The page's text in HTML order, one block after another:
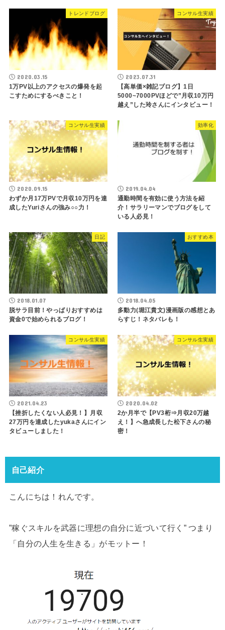
トレンドブログ
2020.03.15
1万PV以上のアクセスの爆発を起
こすためにするべきこと！
コンサル生実績
2023.07.31
【高単価×雑記ブログ】1日
5000~7000PVほどで”月収10万円
越え”した玲さんにインタビュー！
コンサル生実績
2020.09.15
わずか月17万PVで月収10万円を達
成したYuriさんの強み○○力！
効率化
2019.04.04
通勤時間を有効に使う方法を紹
介！サラリーマンでブログをして
いる人必見！
日記
2018.01.07
脱サラ目前！やっぱりおすすめは
資金0で始められるブログ！
おすすめ本
2018.04.05
多動力(堀江貴文)漫画版の感想とあ
らすじ！ネタバレも！
コンサル生実績
2021.04.23
【挫折したくない人必見！】月収
27万円を達成したyukaさんにイン
タビューしました！
コンサル生実績
2020.04.02
2か月半で【PV3桁⇒月収20万越
え！】へ急成長した松下さんの秘
密！
自己紹介
こんにちは！れんです。
”稼ぐスキルを武器に理想の自分に近づいて行く” つまり
「自分の人生を生きる」がモットー！